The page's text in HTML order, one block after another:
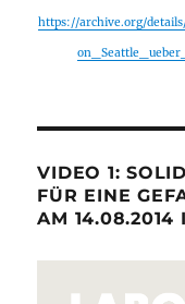
https://archive.org/
VIDEO 1:
FÜR EINE
AM 14.08.2014